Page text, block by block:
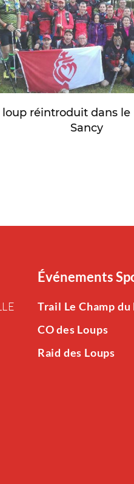
loup réintroduit dans le
Sancy
Événements
Trail Le Champ du
CO des Loups
Raid des Loups